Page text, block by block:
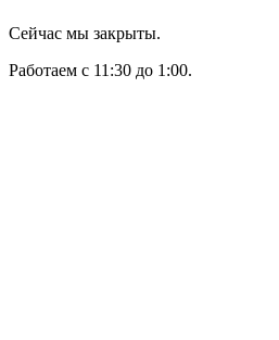
Сейчас мы закрыты.
Работаем с 11:30 до 1:00.